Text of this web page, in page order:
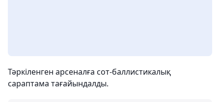
Тәркіленген арсеналға сот-баллистикалық
сараптама тағайындалды.